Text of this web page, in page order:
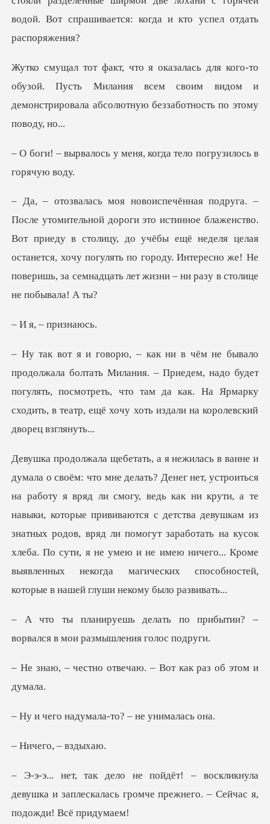
обузой. Пусть Милания всем своим видом и
демонстрир
у меня, когда тело пог
женство.
Вот приеду в столицу, до учёбы ещё неделя целая
останется, хочу погулять по городу
– при
ия. – Приедем, надо будет
погулять, посмотреть, что там да как. На Ярмарку
ведь как ни крути, а те
навыки, которые прививаются с детства девушкам из
знатных родов, вряд ли помогут заработать на кусок
хлеба. П
по прибытии? –
ворвался в м
отвечаю. – Вот как р
думала-то? – н
го, –
кликнула
девушка и заплескалась громче пр